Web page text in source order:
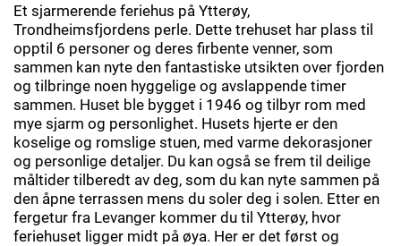
Et sjarmerende feriehus på Ytterøy,
Trondheimsfjordens perle. Dette trehuset har plass til
opptil 6 personer og deres firbente venner, som
sammen kan nyte den fantastiske utsikten over fjorden
og tilbringe noen hyggelige og avslappende timer
sammen. Huset ble bygget i 1946 og tilbyr rom med
mye sjarm og personlighet. Husets hjerte er den
koselige og romslige stuen, med varme dekorasjoner
og personlige detaljer. Du kan også se frem til deilige
måltider tilberedt av deg, som du kan nyte sammen på
den åpne terrassen mens du soler deg i solen. Etter en
fergetur fra Levanger kommer du til Ytterøy, hvor
feriehuset ligger midt på øya. Her er det først og